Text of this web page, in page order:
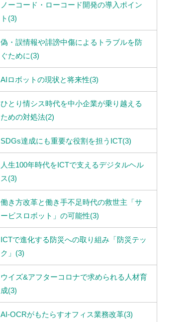
ノーコード・ローコード開発の導入ポイン
ト(3)
偽・誤情報や誹謗中傷によるトラブルを防
ぐために(3)
AIロボットの現状と将来性(3)
ひとり情シス時代を中小企業が乗り越える
ための対処法(2)
SDGs達成にも重要な役割を担うICT(3)
人生100年時代をICTで支えるデジタルヘル
ス(3)
働き方改革と働き手不足時代の救世主「サ
ービスロボット」の可能性(3)
ICTで進化する防災への取り組み「防災テッ
ク」(3)
ウイズ&アフターコロナで求められる人材育
成(3)
AI-OCRがもたらすオフィス業務改革(3)